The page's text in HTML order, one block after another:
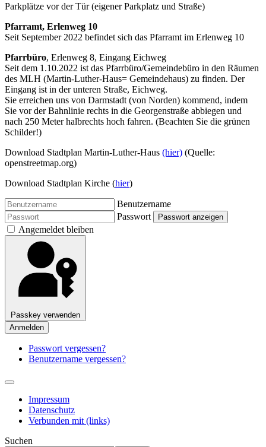
Parkplätze vor der Tür (eigener Parkplatz und Straße)
Pfarramt, Erlenweg 10
Seit September 2022 befindet sich das Pfarramt im Erlenweg 10
Pfarrbüro, Erlenweg 8, Eingang Eichweg
Seit dem 1.10.2022 ist das Pfarrbüro/Gemeindebüro in den Räumen
des MLH (Martin-Luther-Haus= Gemeindehaus) zu finden. Der
Eingang ist in der unteren Straße, Eichweg.
Sie erreichen uns von Darmstadt (von Norden) kommend, indem
Sie vor der Bahnlinie rechts in die Georgenstraße abbiegen und
nach 250 Meter halbrechts hoch fahren. (Beachten Sie die grünen
Schilder!)
Download Stadtplan Martin-Luther-Haus (hier) (Quelle:
openstreetmap.org)
Download Stadtplan Kirche (hier)
Benutzername
Passwort
Passwort anzeigen
Angemeldet bleiben
Passkey verwenden
Anmelden
Passwort vergessen?
Benutzername vergessen?
Impressum
Datenschutz
Verbunden mit (links)
Suchen